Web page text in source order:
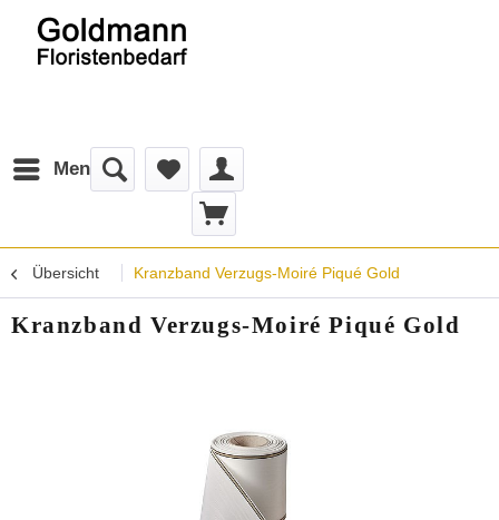
Menü
Übersicht Kranzband Verzugs-Moiré Piqué Gold
Kranzband Verzugs-Moiré Piqué Gold